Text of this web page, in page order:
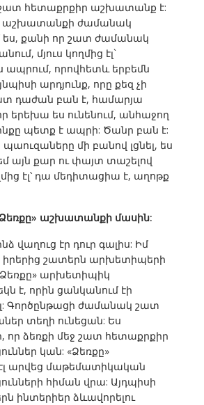
շատ հետաքրքիր աշխատանք է:
աշխատանքի ժամանակ
ես, քանի որ շատ ժամանակ
մյուս կողմից էլ`
ապրում, որովհետև երբեմն
արդյունք, որը քեզ չի
դաժան բան է, համարյա
երեխա ես ունենում, անհաջող
ինքը պետք է ապրի: Ծանր բան է:
մի բանով լցնել, ես
այն քար ու փայտ տաշելով
էլ՝ դա մեդիտացիա է, աղոթք
աշխատանքի մասին:
վաղուց էր դուր գալիս: Իմ
շատերն արխետիպերի
արխետիպիկ
է, որին ցանկանում էի
Գործընթացի ժամանակ շատ
տեղի ունեցան: Ես
որ ձեռքի մեջ շատ հետաքրքիր
կան: «Ձեռքը»
արվեց մաթեմատիկական
հիման վրա: Այդպիսի
ինտերիեր ձևավորելու